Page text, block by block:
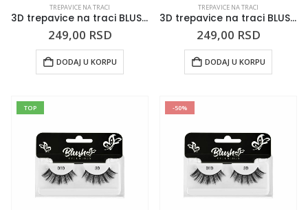
TREPAVICE NA TRACI
3D trepavice na traci BLUSH 0138
249,00 RSD
DODAJ U KORPU
TREPAVICE NA TRACI
3D trepavice na traci BLUSH 0125
249,00 RSD
DODAJ U KORPU
TOP -50%